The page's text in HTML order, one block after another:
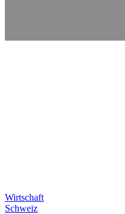
Wirtschaft
Schweiz